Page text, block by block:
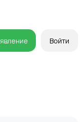
Войти